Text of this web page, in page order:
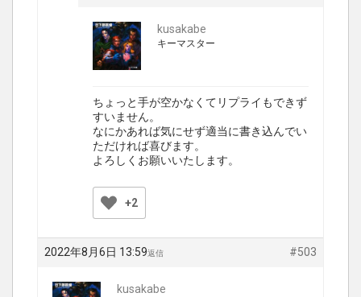
kusakabe
キーマスター
ちょっと手が空かなくてリプライもできず
すいません。
なにかあれば気にせず適当に書き込んでい
ただければ喜びます。
よろしくお願いいたします。
+2
2022年8月6日 13:59 #503
返信
kusakabe